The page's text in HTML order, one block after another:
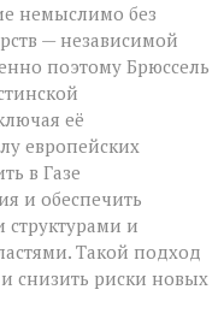
немыслимо без
— независимой
поэтому Брюссель
её
европейских
в Газе
и обеспечить
и
Такой подход
снизить риски новых